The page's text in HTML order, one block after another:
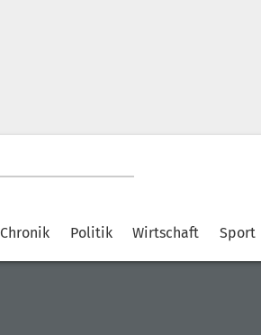
Chronik Politik Wirtschaft Sport